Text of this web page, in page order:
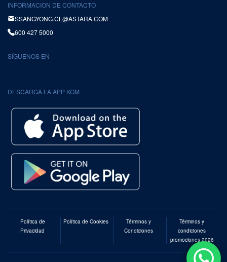
INFORMACION DE CONTACTO
SSANGYONG.CL@ASTARA.COM
600 427 5000
SÍGUENOS EN
DESCARGA LA APP KGM
Política de
Privacidad
Política de Cookies
Términos y
Condiciones
Términos y
condiciones
promociones 2026